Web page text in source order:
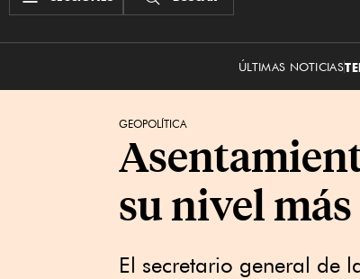
ÚLTIMAS NOTICIAS
GEOPOLÍTICA
su nivel más
El secretario general de